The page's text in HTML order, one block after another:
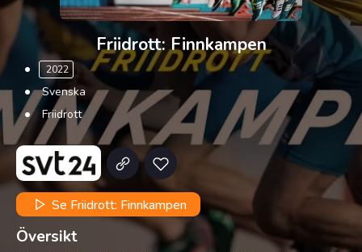
Friidrott: Finnkampen
2022
Svenska
Friidrott
Se Friidrott: Finnkampen
Översikt